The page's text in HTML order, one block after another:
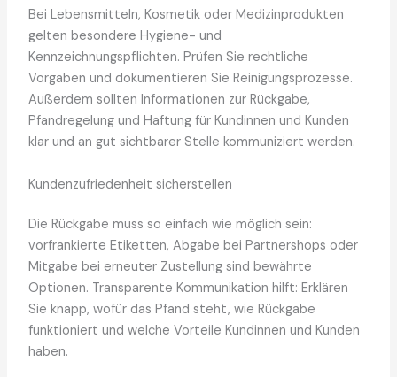
Bei Lebensmitteln, Kosmetik oder Medizinprodukten
gelten besondere Hygiene- und
Kennzeichnungspflichten. Prüfen Sie rechtliche
Vorgaben und dokumentieren Sie Reinigungsprozesse.
Außerdem sollten Informationen zur Rückgabe,
Pfandregelung und Haftung für Kundinnen und Kunden
klar und an gut sichtbarer Stelle kommuniziert werden.
Kundenzufriedenheit sicherstellen
Die Rückgabe muss so einfach wie möglich sein:
vorfrankierte Etiketten, Abgabe bei Partnershops oder
Mitgabe bei erneuter Zustellung sind bewährte
Optionen. Transparente Kommunikation hilft: Erklären
Sie knapp, wofür das Pfand steht, wie Rückgabe
funktioniert und welche Vorteile Kundinnen und Kunden
haben.